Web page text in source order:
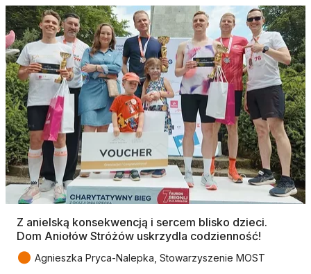
Z anielską konsekwencją i sercem blisko dzieci.
Dom Aniołów Stróżów uskrzydla codzienność!
● Agnieszka Pryca-Nalepka, Stowarzyszenie MOST